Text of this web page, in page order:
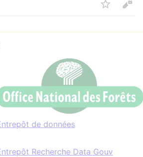
Suivre
de données
Recherche Data Gouv